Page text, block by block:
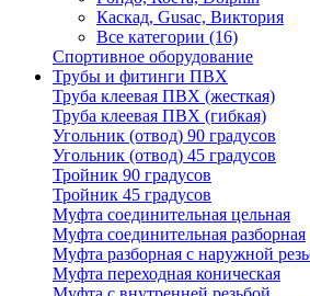
Каскад, Gusac, Виктория
Все категории (16)
Спортивное оборудование
Трубы и фитинги ПВХ
Труба клеевая ПВХ (жесткая)
Труба клеевая ПВХ (гибкая)
Угольник (отвод) 90 градусов
Угольник (отвод) 45 градусов
Тройник 90 градусов
Тройник 45 градусов
Муфта соединительная цельная
Муфта соединительная разборная
Муфта разборная с наружной
Муфта переходная коническая